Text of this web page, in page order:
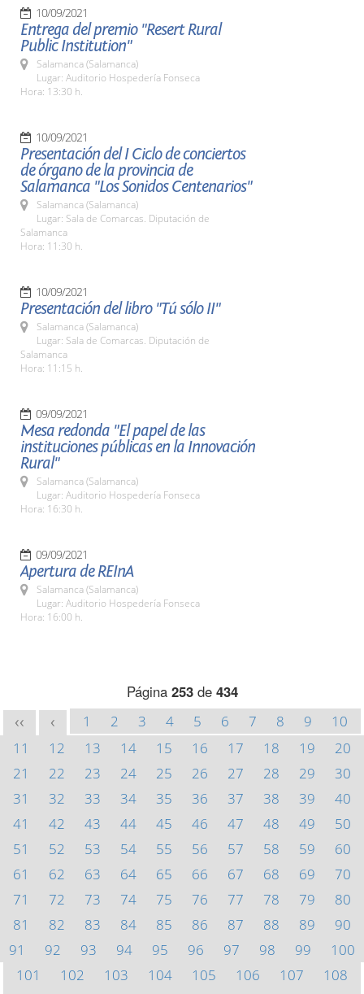
10/09/2021
Entrega del premio "Resert Rural
Public Institution"
Salamanca (Salamanca)
Lugar: Auditorio Hospedería Fonseca
Hora: 13:30 h.
10/09/2021
Presentación del I Ciclo de conciertos
de órgano de la provincia de
Salamanca "Los Sonidos Centenarios"
Salamanca (Salamanca)
Lugar: Sala de Comarcas. Diputación de
Salamanca
Hora: 11:30 h.
10/09/2021
Presentación del libro "Tú sólo II"
Salamanca (Salamanca)
Lugar: Sala de Comarcas. Diputación de
Salamanca
Hora: 11:15 h.
09/09/2021
Mesa redonda "El papel de las
instituciones públicas en la Innovación
Rural"
Salamanca (Salamanca)
Lugar: Auditorio Hospedería Fonseca
Hora: 16:30 h.
09/09/2021
Apertura de REInA
Salamanca (Salamanca)
Lugar: Auditorio Hospedería Fonseca
Hora: 16:00 h.
Página 253de 434
<< < 1 2 3 4 5 6 7 8 9
10
11
12 13 14 15 16 17 18 19
20
21
22 23 24 25 26 27 28 29
30
31
32 33 34 35 36 37 38 39
40
41
42 43 44 45 46 47 48 49
50
51
52 53 54 55 56 57 58 59
60
61
62 63 64 65 66 67 68 69
70
71
72 73 74 75 76 77 78 79
80
81
82 83 84 85 86 87 88 89
90
91
92 93 94 95 96 97 98 99
100
101
102 103 104 105 106 107
108